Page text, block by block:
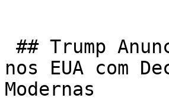
nos EUA com
Modernas